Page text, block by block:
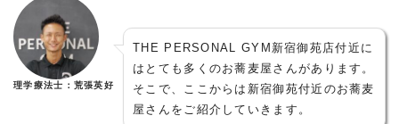
理学療法士：荒張英好
THE PERSONAL GYM新宿御苑店付近に
はとても多くのお蕎麦屋さんがあります。
そこで、ここからは新宿御苑付近のお蕎麦
屋さんをご紹介していきます。